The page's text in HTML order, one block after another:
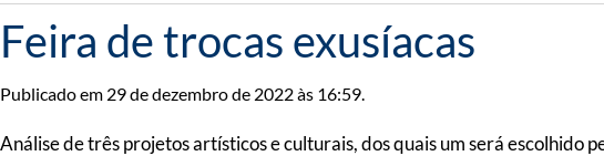
Feira de trocas exusíacas
Publicado em 29 de dezembro de 2022 às 16:59.
Análise de três projetos artísticos e culturais, dos quais um será escolhido